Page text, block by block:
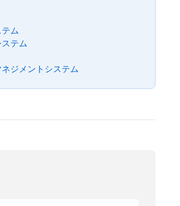
ム
ステム
ネジメントシステム